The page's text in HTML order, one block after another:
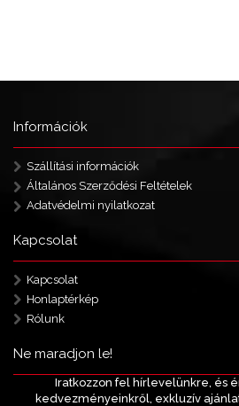
Információk
Szállítási információk
Általános Szerződési Feltételek
Adatvédelmi nyilatkozat
Kapcsolat
Kapcsolat
Honlaptérkép
Rólunk
Ne maradjon le!
Iratkozzon fel hírlevelünkre, és
kedvezményeinkről, exkluzív